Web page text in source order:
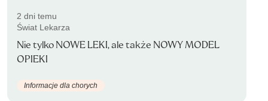
2 dni temu
Świat Lekarza
Nie tylko NOWE LEKI, ale także NOWY MODEL
OPIEKI
Informacje dla chorych